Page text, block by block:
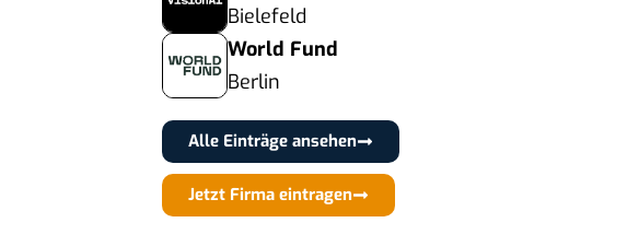
Bielefeld
World Fund
Berlin
Alle Einträge ansehen
Jetzt Firma eintragen